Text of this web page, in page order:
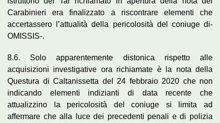
Carabinieri era finalizzato a riscontrare elementi che
accertassero l’attualità della pericolosità del coniuge di-
OMISSIS-.
8.6. Solo apparentemente distonica rispetto alle
acquisizioni investigative ora richiamate è la nota della
Questura di Caltanissetta del 24 febbraio 2020 che non
indicando elementi indizianti di data recente che
attualizzino la pericolosità del coniuge si limita ad
affermare che alla luce dei precedenti penali e di polizia